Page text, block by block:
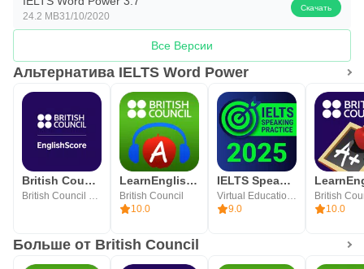
24.2 MB31/10/2020
Скачать
Все Версии
Альтернатива IELTS Word Power
British Council EnglishScore
British Council EnglishScore
LearnEnglish Podcasts
British Council
10.0
IELTS Speaking Assistant
Virtual Education OU
9.0
British
10.0
Больше от British Council